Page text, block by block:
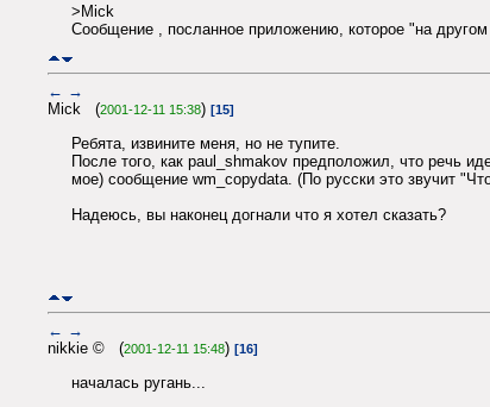
>Mick
Сообщение , посланное приложению, которое "на
← →
Mick (2001-12-11 15:38) [15]
Ребята, извините меня, но не тупите.
После того, как paul_shmakov предположил, что речь
мое) сообщение wm_copydata. (По русски это звучит
Надеюсь, вы наконец догнали что я хотел сказать?
← →
nikkie © (2001-12-11 15:48) [16]
началась ругань...